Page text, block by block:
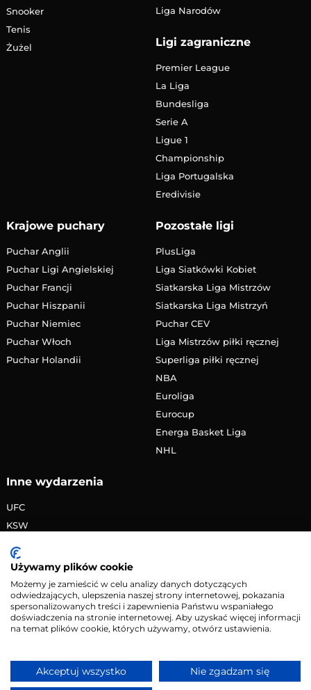
Snooker
Tenis
Żużel
Liga Narodów
Ligi zagraniczne
Premier League
La Liga
Bundesliga
Serie A
Ligue 1
Championship
Liga Portugalska
Eredivisie
Krajowe puchary
Puchar Anglii
Puchar Ligi Angielskiej
Puchar Francji
Puchar Hiszpanii
Puchar Niemiec
Puchar Włoch
Puchar Holandii
Pozostałe ligi
PlusLiga
Liga Siatkówki Kobiet
Siatkarska Liga Mistrzów
Siatkarska Liga Mistrzyń
Puchar CEV
Liga Mistrzów piłki ręcznej
Superliga piłki ręcznej
NBA
Euroliga
Eurocup
Energa Basket Liga
NHL
Inne wydarzenia
UFC
KSW
PRIME MMA
Żużlowa Ekstraliga
Speedway Grand Prix
Skoki narciarskie
Kontakt•Reklama• Polityka prywatności
Używamy plików cookie
Możemy je zamieścić w celu analizy danych dotyczących
odwiedzających, ulepszenia naszej strony internetowej, pokazania
spersonalizowanych treści i zapewnienia Państwu wspaniałego
doświadczenia na stronie internetowej. Aby uzyskać więcej informacji
na temat plików cookie, których używamy, otwórz ustawienia.
Akceptuj wszystko Nie zgadzam się